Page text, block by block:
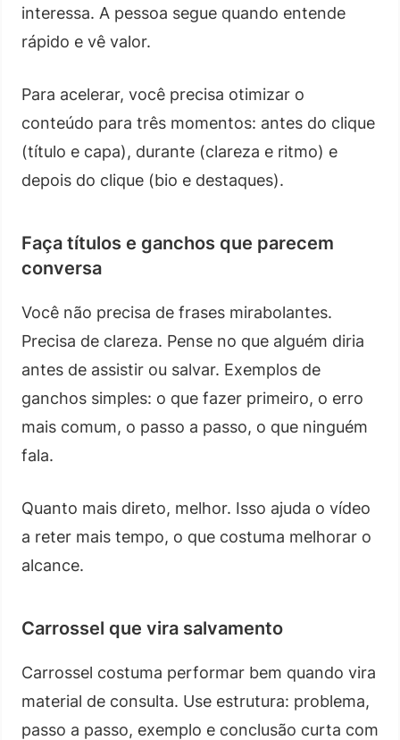
interessa. A pessoa segue quando entende
rápido e vê valor.
Para acelerar, você precisa otimizar o
conteúdo para três momentos: antes do clique
(título e capa), durante (clareza e ritmo) e
depois do clique (bio e destaques).
Faça títulos e ganchos que parecem
conversa
Você não precisa de frases mirabolantes.
Precisa de clareza. Pense no que alguém diria
antes de assistir ou salvar. Exemplos de
ganchos simples: o que fazer primeiro, o erro
mais comum, o passo a passo, o que ninguém
fala.
Quanto mais direto, melhor. Isso ajuda o vídeo
a reter mais tempo, o que costuma melhorar o
alcance.
Carrossel que vira salvamento
Carrossel costuma performar bem quando vira
material de consulta. Use estrutura: problema,
passo a passo, exemplo e conclusão curta com